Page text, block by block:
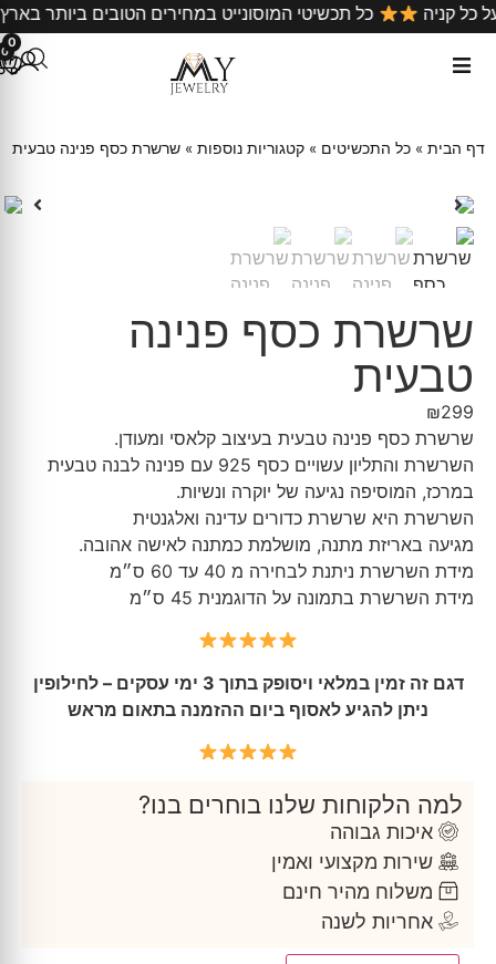
על כל קניה כל תכשיטי המוסונייט במחירים הטובים
0
0
דף הבית » כל התכשיטים » קטגוריות נוספות » שרשרת כסף פנינה טבעית
שרשרת כסף פנינה
טבעית
₪299
שרשרת כסף פנינה טבעית בעיצוב קלאסי ומעודן.
השרשרת והתליון עשויים כסף 925 עם פנינה לבנה טבעית
במרכז, המוסיפה נגיעה של יוקרה ונשיות.
השרשרת היא שרשרת כדורים עדינה ואלגנטית
מגיעה באריזת מתנה, מושלמת כמתנה לאישה אהובה.
מידת השרשרת ניתנת לבחירה מ 40 עד 60 ס״מ
מידת השרשרת בתמונה על הדוגמנית 45 ס״מ
דגם זה זמין במלאי ויסופק בתוך 3 ימי עסקים – לחילופין
ניתן להגיע לאסוף ביום ההזמנה בתאום מראש
למה הלקוחות שלנו בוחרים בנו?
איכות גבוהה
שירות מקצועי ואמין
משלוח מהיר חינם
אחריות לשנה